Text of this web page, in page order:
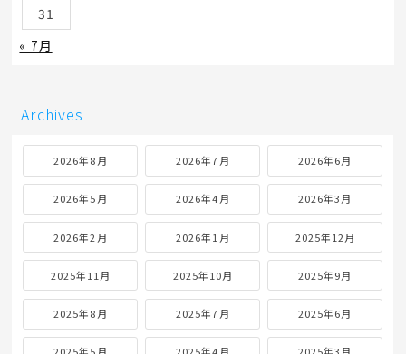
31
« 7月
Archives
2026年8月 2026年7月 2026年6月
2026年5月 2026年4月 2026年3月
2026年2月 2026年1月 2025年12月
2025年11月 2025年10月 2025年9月
2025年8月 2025年7月 2025年6月